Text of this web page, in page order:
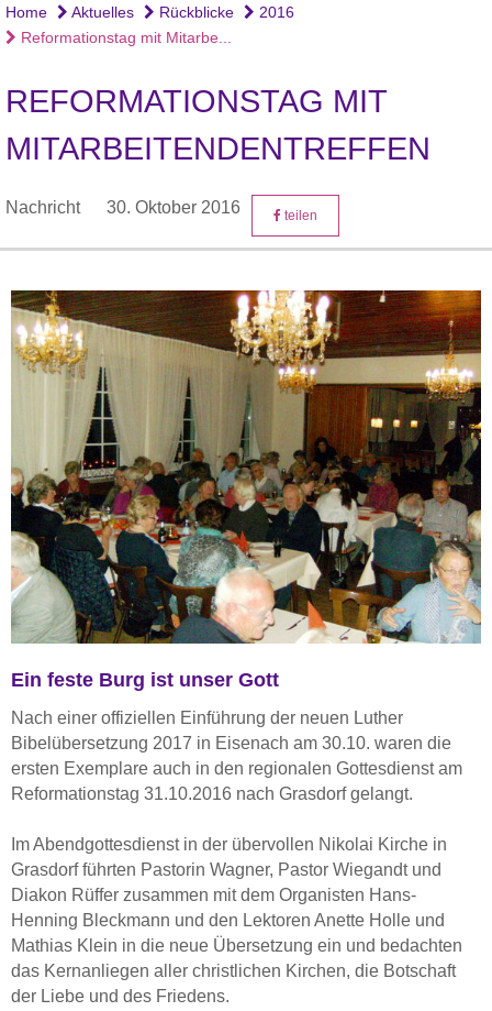
Home Aktuelles Rückblicke
2016
Reformationstag mit Mitarbe...
REFORMATIONSTAG MIT
MITARBEITENDENTREFFEN
Nachricht 30. Oktober 2016 teilen
Ein feste Burg ist unser Gott
Nach einer offiziellen Einführung der neuen Luther
Bibelübersetzung 2017 in Eisenach am 30.10. waren die
ersten Exemplare auch in den regionalen Gottesdienst am
Reformationstag 31.10.2016 nach Grasdorf gelangt.
Im Abendgottesdienst in der übervollen Nikolai Kirche in
Grasdorf führten Pastorin Wagner, Pastor Wiegandt und
Diakon Rüffer zusammen mit dem Organisten Hans-
Henning Bleckmann und den Lektoren Anette Holle und
Mathias Klein in die neue Übersetzung ein und bedachten
das Kernanliegen aller christlichen Kirchen, die Botschaft
der Liebe und des Friedens.